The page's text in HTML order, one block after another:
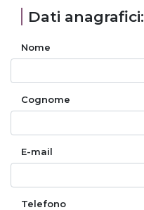
Dati anagrafici:
Nome
Cognome
E-mail
Telefono